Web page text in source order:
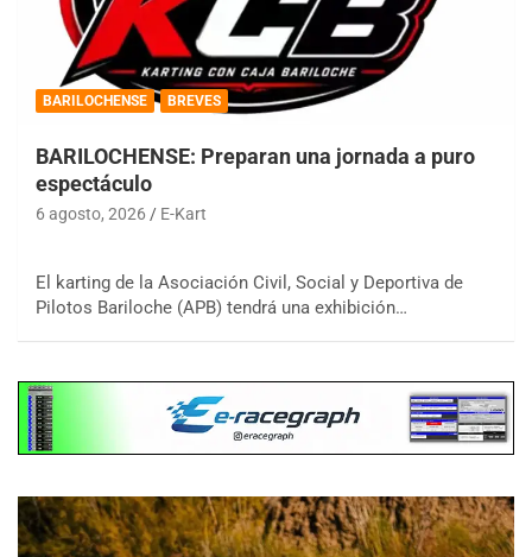
BARILOCHENSE BREVES
BARILOCHENSE: Preparan una jornada a puro
espectáculo
6 agosto, 2026 E-Kart
El karting de la Asociación Civil, Social y Deportiva de
Pilotos Bariloche (APB) tendrá una exhibición…